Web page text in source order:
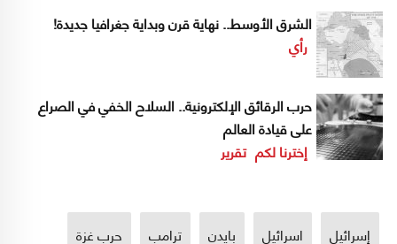
الشرق الأوسط.. نهاية قرن وبداية جغرافيا جديدة!
رأي
حرب الرقائق الإلكترونية.. السلاح الخفي في الصراع
على قيادة العالم
إخترنا لكم تقرير
إسرائيل اسرائيل بايدن ترامب حرب غزة